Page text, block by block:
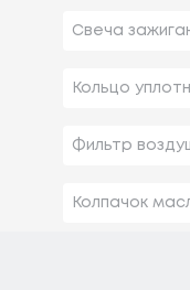
Свеча
Кольцо
Фильтр
Колпачок